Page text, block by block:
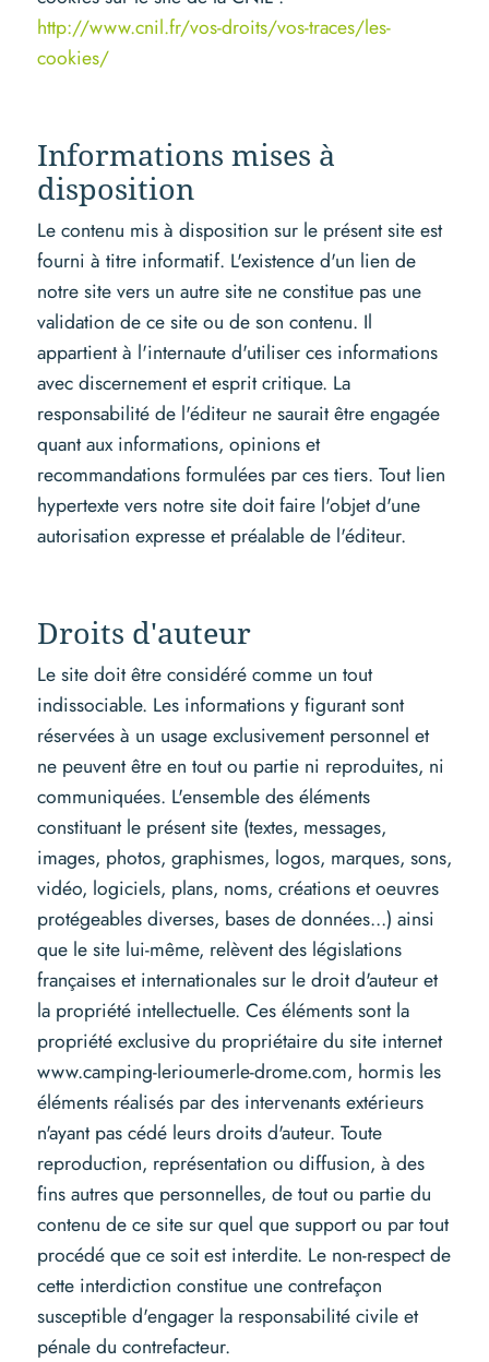
http://www.cnil.fr/vos-droits/vos-traces/les-
cookies/
Informations mises à
disposition
Le contenu mis à disposition sur le présent site est
fourni à titre informatif. L'existence d'un lien de
notre site vers un autre site ne constitue pas une
validation de ce site ou de son contenu. Il
appartient à l'internaute d'utiliser ces informations
avec discernement et esprit critique. La
responsabilité de l'éditeur ne saurait être engagée
quant aux informations, opinions et
recommandations formulées par ces tiers. Tout lien
hypertexte vers notre site doit faire l'objet d'une
autorisation expresse et préalable de l'éditeur.
Droits d'auteur
Le site doit être considéré comme un tout
indissociable. Les informations y figurant sont
réservées à un usage exclusivement personnel et
ne peuvent être en tout ou partie ni reproduites, ni
communiquées. L'ensemble des éléments
constituant le présent site (textes, messages,
images, photos, graphismes, logos, marques, sons,
vidéo, logiciels, plans, noms, créations et oeuvres
protégeables diverses, bases de données...) ainsi
que le site lui-même, relèvent des législations
françaises et internationales sur le droit d'auteur et
la propriété intellectuelle. Ces éléments sont la
propriété exclusive du propriétaire du site internet
www.camping-lerioumerle-drome.com, hormis les
éléments réalisés par des intervenants extérieurs
n'ayant pas cédé leurs droits d'auteur. Toute
reproduction, représentation ou diffusion, à des
fins autres que personnelles, de tout ou partie du
contenu de ce site sur quel que support ou par tout
procédé que ce soit est interdite. Le non-respect de
cette interdiction constitue une contrefaçon
susceptible d'engager la responsabilité civile et
pénale du contrefacteur.